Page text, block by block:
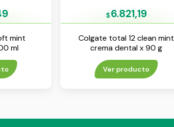
mint
ml
$6.821,19
Colgate total 12 clean mint
crema dental x 90 g
Ver producto